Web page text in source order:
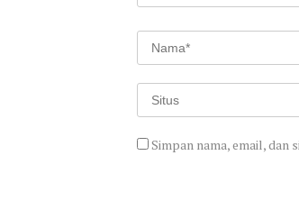
Simpan nama, email, dan